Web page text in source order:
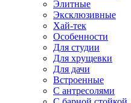
Элитные
Эксклюзивные
Хай-тек
Особенности
Для студии
Для хрущевки
Для дачи
Встроенные
С антресолями